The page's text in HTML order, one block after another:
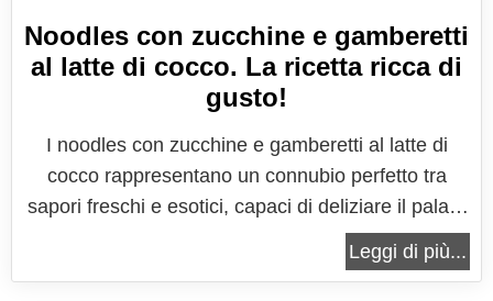
Noodles con zucchine e gamberetti
al latte di cocco. La ricetta ricca di
gusto!
I noodles con zucchine e gamberetti al latte di
cocco rappresentano un connubio perfetto tra
sapori freschi e esotici, capaci di deliziare il palato
e trasportare i commensali in un viaggio culinario
attraverso l'Oriente. Questa ricetta unisce
Leggi di più...